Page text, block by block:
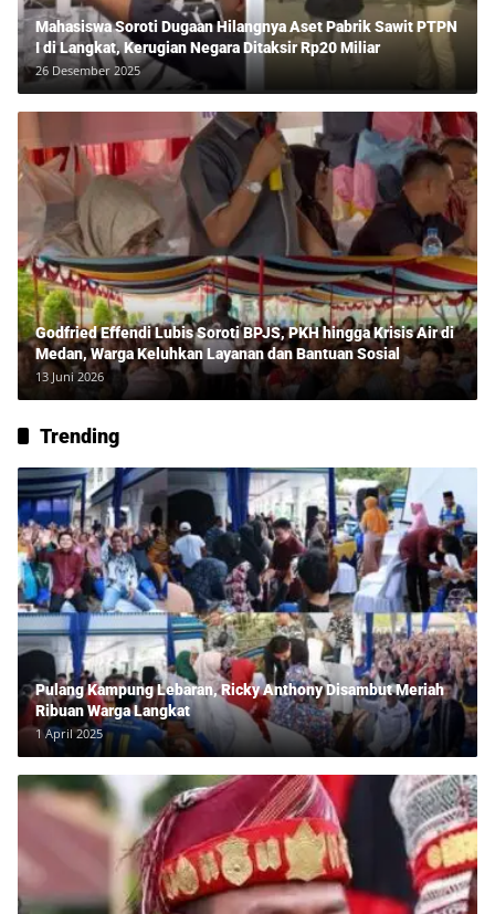
Mahasiswa Soroti Dugaan Hilangnya Aset Pabrik Sawit PTPN
I di Langkat, Kerugian Negara Ditaksir Rp20 Miliar
26 Desember 2025
Godfried Effendi Lubis Soroti BPJS, PKH hingga Krisis Air di
Medan, Warga Keluhkan Layanan dan Bantuan Sosial
13 Juni 2026
Trending
Pulang Kampung Lebaran, Ricky Anthony Disambut Meriah
Ribuan Warga Langkat
1 April 2025